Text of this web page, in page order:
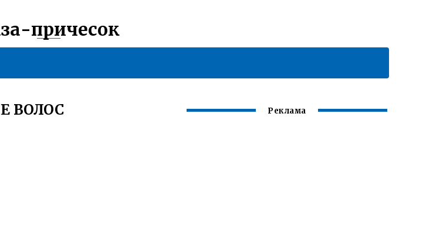
причесок
ВОЛОС Реклама